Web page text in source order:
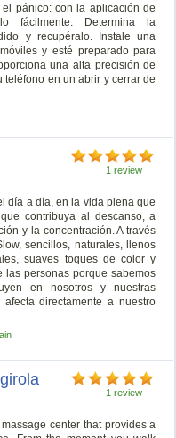
pánico: con la aplicación de
fácilmente. Determina la
y recupéralo. Instale una
y esté preparado para
una alta precisión de
en un abrir y cerrar de
1 review
día a día, en la vida plena que
contribuya al descanso, a
y la concentración. A través
sencillos, naturales, llenos
suaves toques de color y
personas porque sabemos
en nosotros y nuestras
directamente a nuestro
1 review
center that provides a